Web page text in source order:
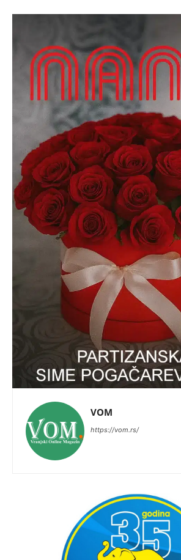
VOM
https://vom.rs/